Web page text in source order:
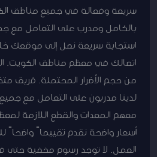
سريعة وفعالة في جميع مناطق
بالكامل ومدرب على التعامل مع
اتصالك في معظم مناطق الكويت.
من حجم الأضرار المحتملة. فريق
لدينا مدربون على التعامل مع
معهم المعدات والقطع اللازمة
أسعار واضحة نقدم تقييماً واضحاً
العمل. لا توجد رسوم مخفية حتى